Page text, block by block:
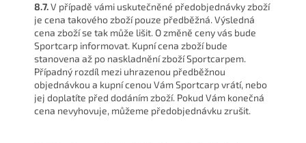
8.7.V případě vámi uskutečněné předobjednávky zboží
je cena takového zboží pouze předběžná. Výsledná
cena zboží se tak může lišit. O změně ceny vás bude
Sportcarp informovat. Kupní cena zboží bude
stanovena až po naskladnění zboží Sportcarpem.
Případný rozdíl mezi uhrazenou předběžnou
objednávkou a kupní cenou Vám Sportcarp vrátí, nebo
jej doplatíte před dodáním zboží. Pokud Vám konečná
cena nevyhovuje, můžeme předobjednávku zrušit.